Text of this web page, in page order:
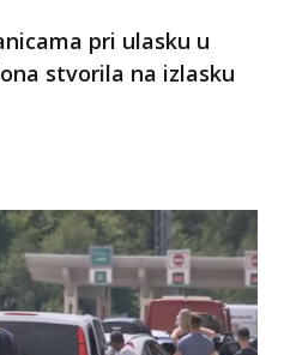
pri ulasku u
stvorila na izlasku